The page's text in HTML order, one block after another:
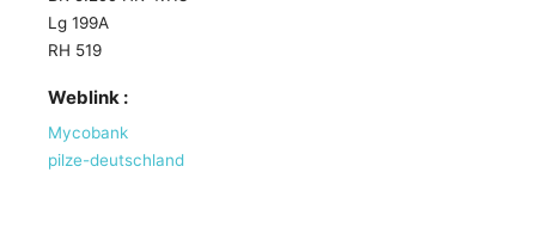
Lg 199A
RH 519
Weblink :
Mycobank
pilze-deutschland